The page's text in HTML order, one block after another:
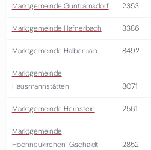
Marktgemeinde Guntramsdorf 2353
Marktgemeinde Hafnerbach 3386
Marktgemeinde Halbenrain 8492
Marktgemeinde
Hausmannstätten
8071
Marktgemeinde Hernstein 2561
Marktgemeinde
Hochneukirchen-Gschaidt
2852